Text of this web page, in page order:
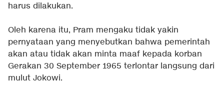
harus dilakukan.
Oleh karena itu, Pram mengaku tidak yakin
pernyataan yang menyebutkan bahwa pemerintah
akan atau tidak akan minta maaf kepada korban
Gerakan 30 September 1965 terlontar langsung dari
mulut Jokowi.